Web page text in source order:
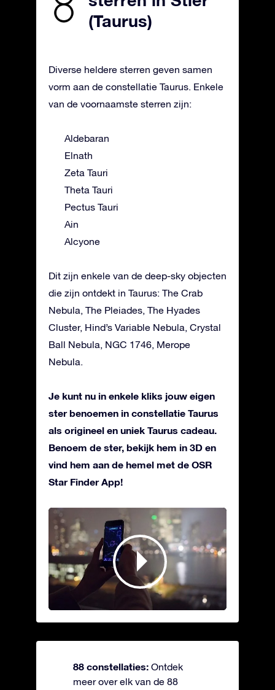
(Taurus)
Diverse heldere sterren geven samen
vorm aan de constellatie Taurus. Enkele
van de voornaamste sterren zijn:
Aldebaran
Elnath
Zeta Tauri
Theta Tauri
Pectus Tauri
Ain
Alcyone
Dit zijn enkele van de deep-sky objecten
die zijn ontdekt in Taurus: The Crab
Nebula, The Pleiades, The Hyades
Cluster, Hind’s Variable Nebula, Crystal
Ball Nebula, NGC 1746, Merope
Nebula.
Je kunt nu in enkele kliks jouw eigen
ster benoemen in constellatie Taurus
als origineel en uniek Taurus cadeau.
Benoem de ster, bekijk hem in 3D en
vind hem aan de hemel met de OSR
Star Finder App!
88 constellaties: Ontdek
meer over elk van de 88